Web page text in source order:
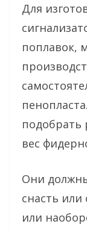
Для
поплавок,
подобрать
вес
Они
снасть или
или